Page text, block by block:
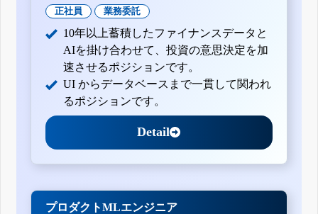
正社員 業務委託
10年以上蓄積したファイナンスデータと
AIを掛け合わせて、投資の意思決定を加
速させるポジションです。
UI からデータベースまで一貫して関われ
るポジションです。
Detail
プロダクトMLエンジニア